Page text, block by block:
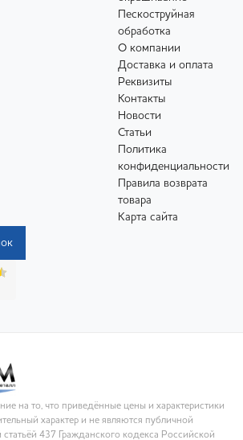
Пескоструйная
обработка
О компании
Доставка и оплата
Реквизиты
Контакты
Новости
Статьи
Политика
конфиденциальности
Правила возврата
товара
Карта сайта
на то, что приведённые цены и характеристики
характер и не являются публичной
437 Гражданского кодекса Российской